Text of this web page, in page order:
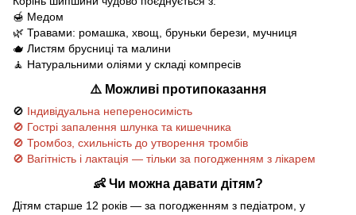
🍯 Медом
🌿 Травами: ромашка, хвощ, бруньки берези, мучниця
🫖 Листям брусниці та малини
🧘 Натуральними оліями у складі компресів
⚠️ Можливі протипоказання
🚫 Індивідуальна непереносимість
🚫 Гострі запалення шлунка та кишечника
🚫 Тромбоз, схильність до утворення тромбів
🚫 Вагітність і лактація — тільки за погодженням з лікарем
👶 Чи можна давати дітям?
Дітям старше 12 років — за погодженням з педіатром, у